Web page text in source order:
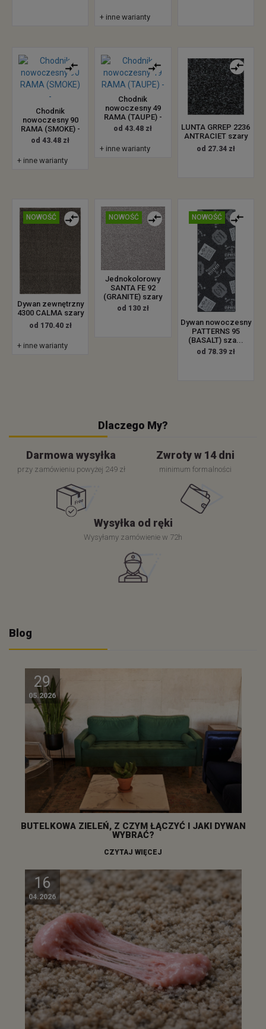
+ inne warianty
Chodnik
nowoczesny 90
RAMA (SMOKE) -
od 43.48 zł
+ inne warianty
Chodnik
nowoczesny 49
RAMA (TAUPE) -
od 43.48 zł
+ inne warianty
LUNTA GRREP 2236
ANTRACIET szary
od 27.34 zł
NOWOŚĆ
Dywan zewnętrzny
4300 CALMA szary
od 170.40 zł
+ inne warianty
NOWOŚĆ
Jednokolorowy
SANTA FE 92
(GRANITE) szary
od 130 zł
NOWOŚĆ
Dywan nowoczesny
PATTERNS 95
(BASALT) sza...
od 78.39 zł
Dlaczego My?
Darmowa wysyłka
przy zamówieniu powyżej 249 zł
Zwroty w 14 dni
minimum formalności
Wysyłka od ręki
Wysyłamy zamówienie w 72h
Blog
29
05.2026
BUTELKOWA ZIELEŃ, Z CZYM ŁĄCZYĆ I JAKI DYWAN
WYBRAĆ?
CZYTAJ WIĘCEJ
16
04.2026